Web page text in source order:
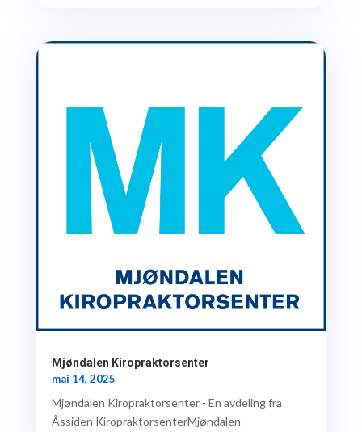
Mjøndalen Kiropraktorsenter
mai 14, 2025
Mjøndalen Kiropraktorsenter - En avdeling fra
Åssiden KiropraktorsenterMjøndalen